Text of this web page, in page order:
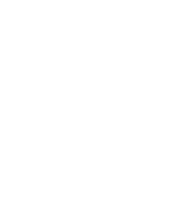
Moreno ha mandado un
quienes les ha solicitado
“Alejarse de los cauces de
los consejos que estamos
Un fallecido en la
Durante su visita al
que residía en la localidad
vida en un hospital a